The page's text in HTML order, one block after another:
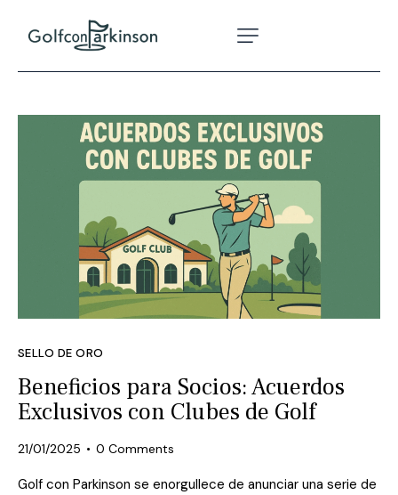
SELLO DE ORO
Beneficios para Socios: Acuerdos
Exclusivos con Clubes de Golf
21/01/2025 0 Comments
Golf con Parkinson se enorgullece de anunciar una serie de